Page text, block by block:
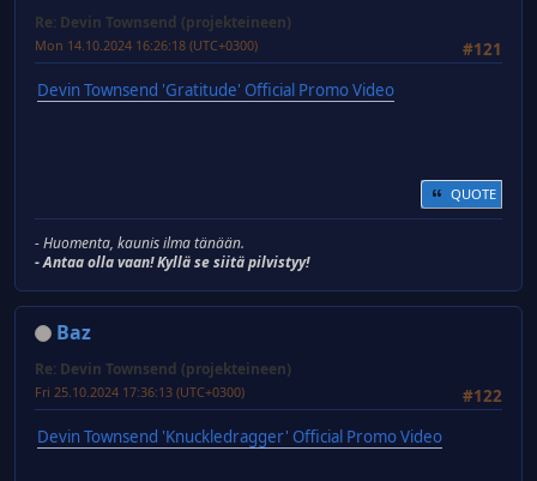
Re: Devin Townsend (projekteineen)
#121
Mon 14.10.2024 16:26:18 (UTC+0300)
Devin Townsend 'Gratitude' Official Promo Video
QUOTE
- Huomenta, kaunis ilma tänään.
- Antaa olla vaan! Kyllä se siitä pilvistyy!
Baz
Re: Devin Townsend (projekteineen)
#122
Fri 25.10.2024 17:36:13 (UTC+0300)
Devin Townsend 'Knuckledragger' Official Promo Video